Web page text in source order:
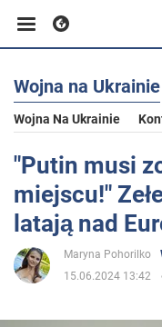
Biznes
Sport
Rozrywka
Życie
Wojna na Ukrainie
Wojna Na Ukrainie
"Putin musi
miejscu!"
latają nad
Maryna Pohorilko
15.06.2024 13:42